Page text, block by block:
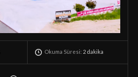
Okuma Süresi: 2 dakika